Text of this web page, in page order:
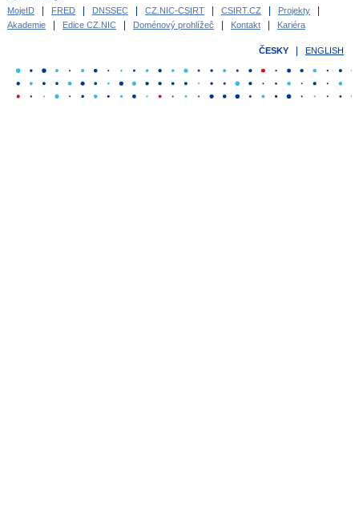
MojeID
FRED DNSSEC CZ.NIC-CSIRT CSIRT.CZ
Projekty
Akademie
Edice CZ.NIC Doménový prohlížeč Kontakt Kariéra
ČESKY ENGLISH